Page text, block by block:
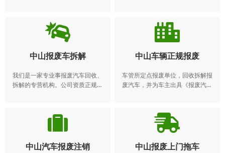
报废车、报废车收购、报废车处理
交售给机动车回收企业，由机动车
回收企业将报废的机动车登记证
书、号牌、行驶证交公安机关交通
管理部门注销。机动车所有人逾期
不办理注销登记的，公安机关交通
管理部门应当公告该机动车登记证
书、号牌、行驶证作废。 报废电
话：4008-565-122
中山报废车拆解
我们是一家专业事报废汽车回收、
拆解的专营机构。公司资质正规，
中山车辆正规报废
车管所定点报废单位，回收拆解报
废汽车，并为车主出具《报废汽车
规定销售给有资质的流通企业，可
利用的报废汽车回用件在销售时标
明“报废汽车回用件”
中山汽车报废注销 中山报废上门拖车